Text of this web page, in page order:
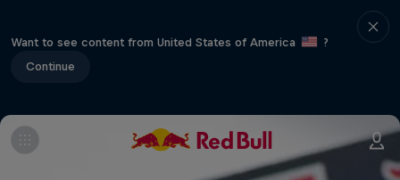
Want to see content from United States of America
?
Continue